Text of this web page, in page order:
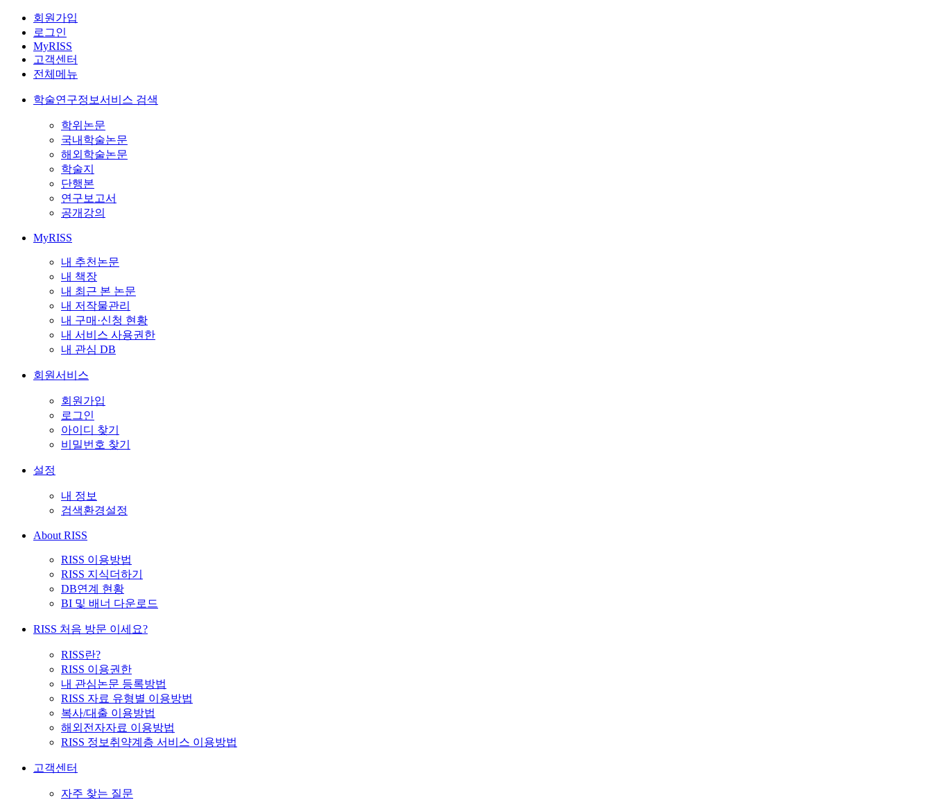
회원가입
로그인
MyRISS
고객센터
전체메뉴
학술연구정보서비스 검색
학위논문
국내학술논문
해외학술논문
학술지
단행본
연구보고서
공개강의
MyRISS
내 추천논문
내 책장
내 최근 본 논문
내 저작물관리
내 구매·신청 현황
내 서비스 사용권한
내 관심 DB
회원서비스
회원가입
로그인
아이디 찾기
비밀번호 찾기
설정
내 정보
검색환경설정
About RISS
RISS 이용방법
RISS 지식더하기
DB연계 현황
BI 및 배너 다운로드
RISS 처음 방문 이세요?
RISS란?
RISS 이용권한
내 관심논문 등록방법
RISS 자료 유형별 이용방법
복사/대출 이용방법
해외전자자료 이용방법
RISS 정보취약계층 서비스 이용방법
고객센터
자주 찾는 질문